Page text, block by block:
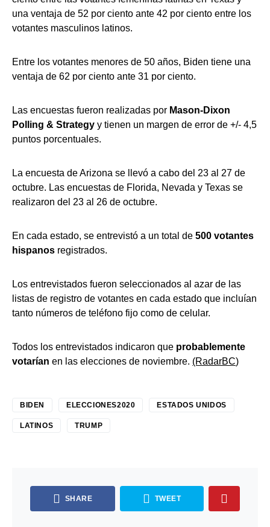
una ventaja de 52 por ciento ante 42 por ciento entre los
votantes masculinos latinos.
Entre los votantes menores de 50 años, Biden tiene una
ventaja de 62 por ciento ante 31 por ciento.
Las encuestas fueron realizadas por Mason-Dixon
Polling & Strategy y tienen un margen de error de +/- 4,5
puntos porcentuales.
La encuesta de Arizona se llevó a cabo del 23 al 27 de
octubre. Las encuestas de Florida, Nevada y Texas se
realizaron del 23 al 26 de octubre.
En cada estado, se entrevistó a un total de 500 votantes
hispanos registrados.
Los entrevistados fueron seleccionados al azar de las
listas de registro de votantes en cada estado que incluían
tanto números de teléfono fijo como de celular.
Todos los entrevistados indicaron que probablemente
votarían en las elecciones de noviembre. (RadarBC)
BIDEN ELECCIONES2020 ESTADOS UNIDOS
LATINOS TRUMP
SHARE TWEET